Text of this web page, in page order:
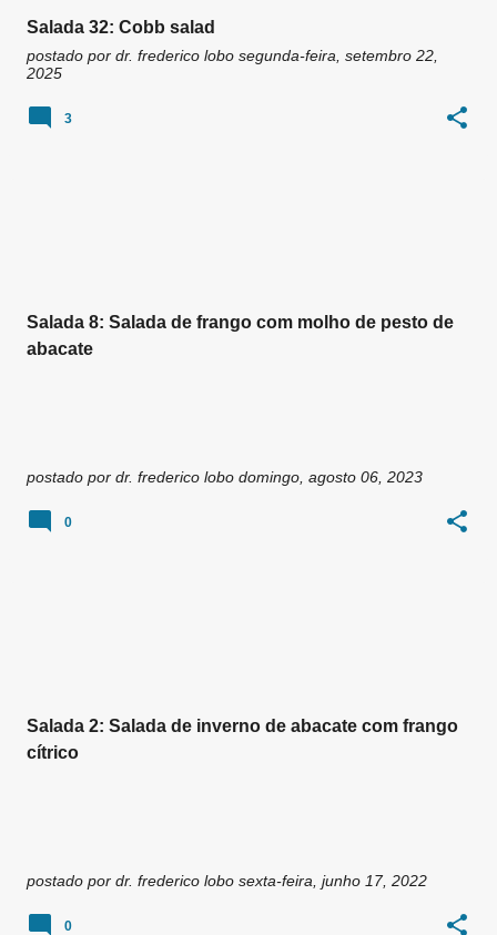
Salada 32: Cobb salad
postado por dr. frederico lobo segunda-feira, setembro 22,
2025
3
Salada 8: Salada de frango com molho de pesto de
abacate
postado por dr. frederico lobo domingo, agosto 06, 2023
0
Salada 2: Salada de inverno de abacate com frango
cítrico
postado por dr. frederico lobo sexta-feira, junho 17, 2022
0